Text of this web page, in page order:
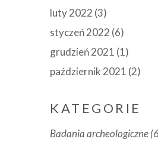
luty 2022 (3)
styczeń 2022 (6)
grudzień 2021 (1)
październik 2021 (2)
KATEGORIE
Badania archeologiczne